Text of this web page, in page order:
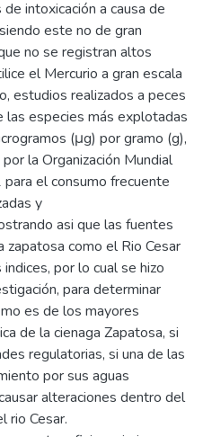
intoxicación a causa de
este no de gran
no se registran altos
el Mercurio a gran escala
estudios realizados a peces
las especies más explotadas
(μg) por gramo (g),
la Organización Mundial
el consumo frecuente
y
asi que las fuentes
zapatosa como el Rio Cesar
por lo cual se hizo
para determinar
es de los mayores
de la cienaga Zapatosa, si
regulatorias, si una de las
por sus aguas
alteraciones dentro del
rio Cesar.